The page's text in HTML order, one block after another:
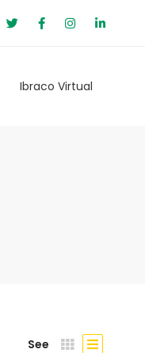
Ibraco Virtual
See